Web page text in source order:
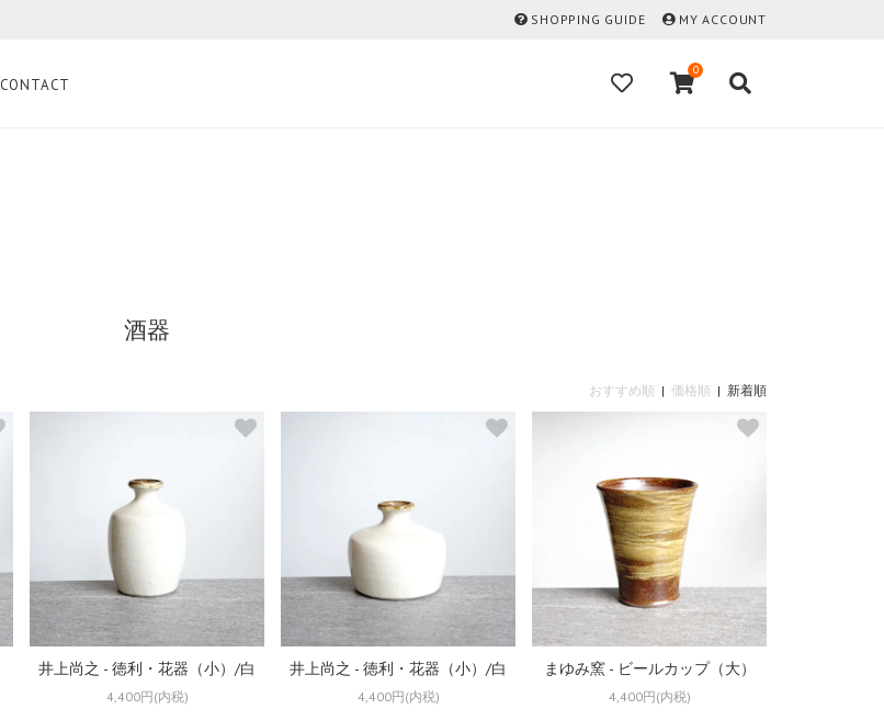
SHOPPING GUIDE MY ACCOUNT
CONTACT
0
酒器
おすすめ順 | 価格順 | 新着順
井上尚之 - 徳利・花器（小）/白
4,400円(内税)
井上尚之 - 徳利・花器（小）/白
4,400円(内税)
まゆみ窯 - ビールカップ（大）
4,400円(内税)